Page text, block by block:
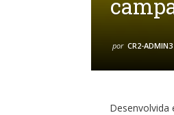
por CR2-ADMIN3
Desenvolvida